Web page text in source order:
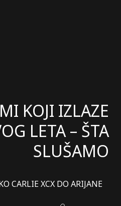
KOJI IZLAZE
LETA – ŠTA
SLUŠAMO
CARLIE XCX DO ARIJANE